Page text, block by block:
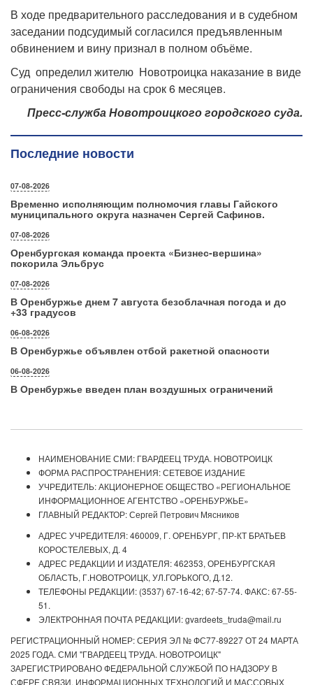
В ходе предварительного расследования и в судебном
заседании подсудимый согласился предъявленным
обвинением и вину признал в полном объёме.
Суд определил жителю Новотроицка наказание в виде
ограничения свободы на срок 6 месяцев.
Пресс-служба Новотроицкого городского суда.
Последние новости
07-08-2026
Временно исполняющим полномочия главы Гайского
муниципального округа назначен Сергей Сафинов.
07-08-2026
Оренбургская команда проекта «Бизнес‑вершина»
покорила Эльбрус
07-08-2026
В Оренбуржье днем 7 августа безоблачная погода и до
+33 градусов
06-08-2026
В Оренбуржье объявлен отбой ракетной опасности
06-08-2026
В Оренбуржье введен план воздушных ограничений
НАИМЕНОВАНИЕ СМИ: ГВАРДЕЕЦ ТРУДА. НОВОТРОИЦК
ФОРМА РАСПРОСТРАНЕНИЯ: СЕТЕВОЕ ИЗДАНИЕ
УЧРЕДИТЕЛЬ: АКЦИОНЕРНОЕ ОБЩЕСТВО «РЕГИОНАЛЬНОЕ
ИНФОРМАЦИОННОЕ АГЕНТСТВО «ОРЕНБУРЖЬЕ»
ГЛАВНЫЙ РЕДАКТОР: Сергей Петрович Мясников
АДРЕС УЧРЕДИТЕЛЯ: 460009, Г. ОРЕНБУРГ, ПР-КТ БРАТЬЕВ
КОРОСТЕЛЕВЫХ, Д. 4
АДРЕС РЕДАКЦИИ И ИЗДАТЕЛЯ: 462353, ОРЕНБУРГСКАЯ
ОБЛАСТЬ, Г.НОВОТРОИЦК, УЛ.ГОРЬКОГО, Д.12.
ТЕЛЕФОНЫ РЕДАКЦИИ: (3537) 67-16-42; 67-57-74. ФАКС: 67-55-
51.
ЭЛЕКТРОННАЯ ПОЧТА РЕДАКЦИИ: gvardeets_truda@mail.ru
РЕГИСТРАЦИОННЫЙ НОМЕР: СЕРИЯ ЭЛ № ФС77-89227 ОТ 24 МАРТА
2025 ГОДА. СМИ "ГВАРДЕЕЦ ТРУДА. НОВОТРОИЦК"
ЗАРЕГИСТРИРОВАНО ФЕДЕРАЛЬНОЙ СЛУЖБОЙ ПО НАДЗОРУ В
СФЕРЕ СВЯЗИ, ИНФОРМАЦИОННЫХ ТЕХНОЛОГИЙ И МАССОВЫХ